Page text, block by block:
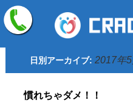
日別アーカイブ: 2017年
慣れちゃダメ！！